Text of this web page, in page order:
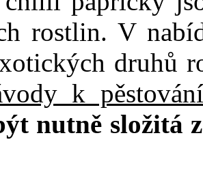
rostlin. V
druhů
k
nutně složitá